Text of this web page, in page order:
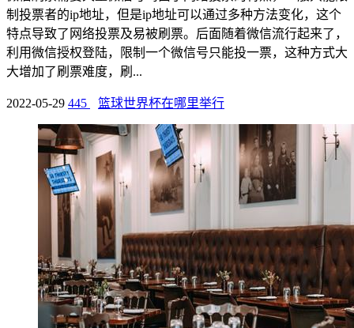
制投票者的ip地址，但是ip地址可以通过多种方法变化，这个
特点导致了网络投票及易被刷票。后面随着微信流行起来了，
利用微信授权登陆，限制一个微信号只能投一票，这种方式大
大增加了刷票难度，刷...
2022-05-29 445 篮球世界杯在哪里举行